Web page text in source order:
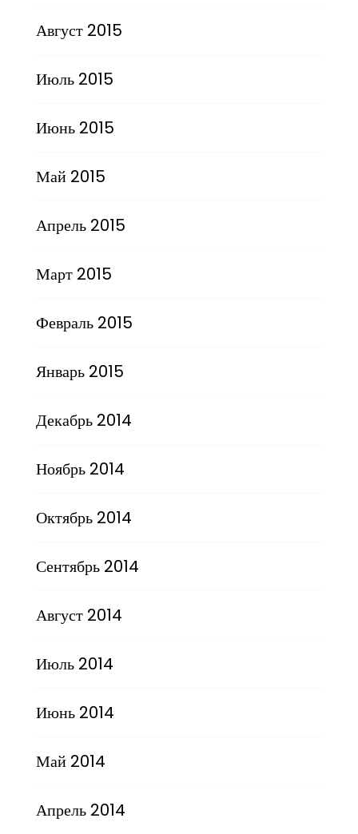
Август 2015
Июль 2015
Июнь 2015
Май 2015
Апрель 2015
Март 2015
Февраль 2015
Январь 2015
Декабрь 2014
Ноябрь 2014
Октябрь 2014
Сентябрь 2014
Август 2014
Июль 2014
Июнь 2014
Май 2014
Апрель 2014